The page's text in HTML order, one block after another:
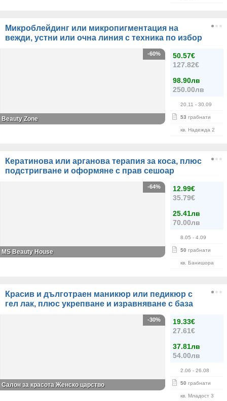
Микроблейдинг или микропигментация на
вежди, устни или очна линия с техника по избор
50.57€
127.82€
98.90лв
250.00лв
20.11 - 30.09
53 грабнати
кв. Надежда 2
-60%
Beauty Zone
Кератинова или арганова терапия за коса, плюс
подстригване и оформяне с прав сешоар
12.99€
35.79€
25.41лв
70.00лв
8.05 - 4.09
50 грабнати
кв. Банишора
-64%
МS Beauty House
Красив и дълготраен маникюр или педикюр с
гел лак, плюс укрепване и изравняване с база
19.33€
27.61€
37.81лв
54.00лв
2.06 - 26.08
50 грабнати
кв. Младост 3
-30%
Салон за красота Женско царство